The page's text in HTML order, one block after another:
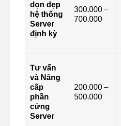
dọn dẹp
hệ thống
Server
định kỳ
300.000 –
700.000
Tư vấn
và Nâng
cấp
phần
cứng
Server
200.000 –
500.000